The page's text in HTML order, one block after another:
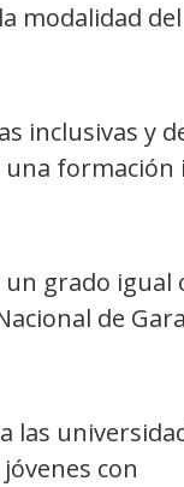
modalidad del
inclusivas y
formación
grado igual
de
las
con